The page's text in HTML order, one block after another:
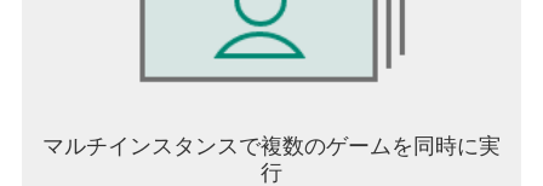
マルチインスタンスで複数のゲームを同時に実
行